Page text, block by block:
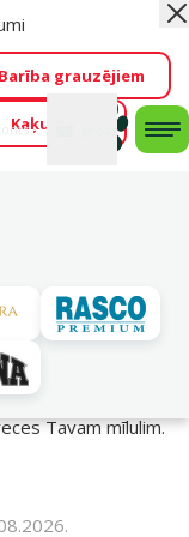
mīluļu TOP
Tavs mīlulis
Mans
konts
Barība grauzējiem
Kaķu mājas
gaumei!
Tavam mīlulim.